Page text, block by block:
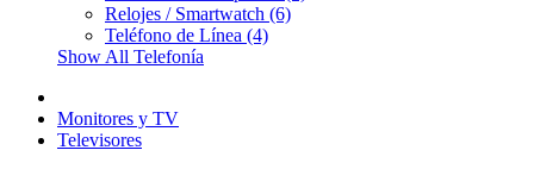
Relojes / Smartwatch (6)
Teléfono de Línea (4)
Show All Telefonía
Monitores y TV
Televisores